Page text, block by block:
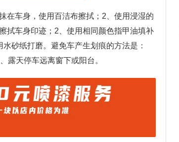
在车身，使用百洁布擦拭；2、使用浸湿的
拭车身印迹；2、使用相同颜色指甲油填补
砂纸打磨。避免车产生划痕的方法是：
露天停车远离窗下或阳台。